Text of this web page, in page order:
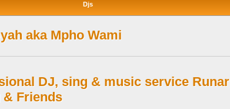
Djs
aka Mpho Wami
DJ, sing & music service Runar
& Friends